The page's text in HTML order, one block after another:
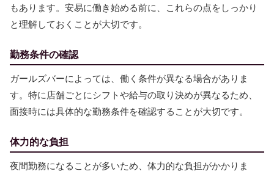
もあります。安易に働き始める前に、これらの点をしっかり
と理解しておくことが大切です。
勤務条件の確認
ガールズバーによっては、働く条件が異なる場合がありま
す。特に店舗ごとにシフトや給与の取り決めが異なるため、
面接時には具体的な勤務条件を確認することが大切です。
体力的な負担
夜間勤務になることが多いため、体力的な負担がかかりま